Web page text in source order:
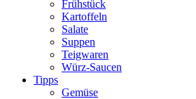
Frühstück
Kartoffeln
Salate
Suppen
Teigwaren
Würz-Saucen
Tipps
Gemüse